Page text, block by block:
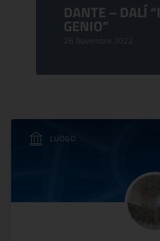
DANTE – DALÍ
GENIO”
26 Novembre 2022
LUOGO